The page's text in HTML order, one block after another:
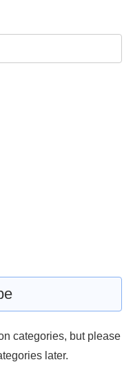
categories, but please
later.